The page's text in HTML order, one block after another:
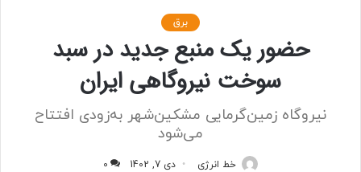
برق
حضور یک منبع جدید در سبد
سوخت نیروگاهی ایران
نیروگاه زمین‌گرمایی مشکین‌شهر به‌زودی افتتاح
می‌شود
خط انرژی دی 7, 1402
0